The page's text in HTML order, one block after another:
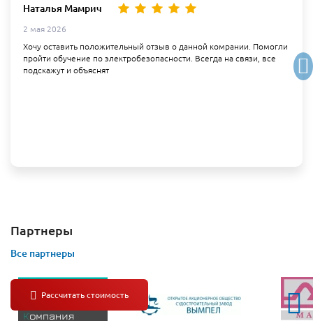
Наталья Мамрич
2 мая 2026
Хочу оставить положительный отзыв о данной комрании. Помогли
пройти обучение по электробезопасности. Всегда на связи, все
подскажут и объяснят
Партнеры
Все партнеры